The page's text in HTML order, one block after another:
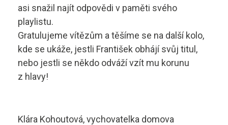
Skupina B96
Skupina C
Skupina C+E
Skupina L17
Virtuální prohlídka
asi snažil najít odpovědi v paměti svého
playlistu.
Gratulujeme vítězům a těšíme se na další kolo,
kde se ukáže, jestli František obhájí svůj titul,
nebo jestli se někdo odváží vzít mu korunu
z hlavy!
Klára Kohoutová, vychovatelka domova